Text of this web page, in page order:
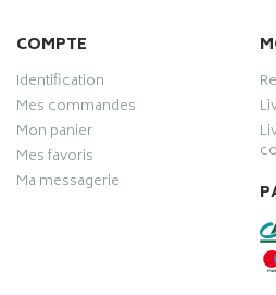
COMPTE
Identification
Mes commandes
Mon panier
Mes favoris
Ma messagerie